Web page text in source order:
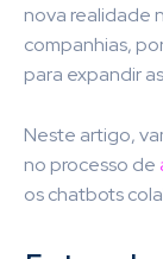
nova realidade
companhias,
para expandir
Neste artigo,
no processo de
os chatbots